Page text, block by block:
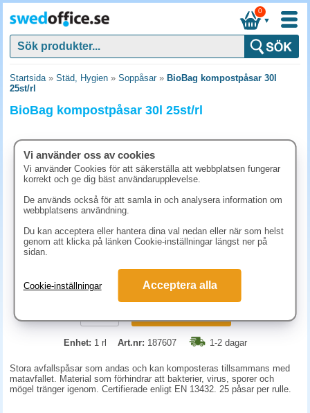
▼
0
Startsida» Städ, Hygien » Soppåsar» BioBag kompostpåsar 30l
25st/rl
BioBag kompostpåsar 30l 25st/rl
71.10 kr (inkl. moms)
Enhet: 1 rl Art.nr: 187607 1-2 dagar
Stora avfallspåsar som andas och kan komposteras tillsammans med
matavfallet. Material som förhindrar att bakterier, virus, sporer och
mögel tränger igenom. Certifierade enligt EN 13432. 25 påsar per rulle.
Vi använder oss av cookies
Vi använder Cookies för att säkerställa att webbplatsen fungerar
korrekt och ge dig bäst användarupplevelse.
De används också för att samla in och analysera information om
webbplatsens användning.
Du kan acceptera eller hantera dina val nedan eller när som helst
genom att klicka på länken Cookie-inställningar längst ner på
sidan.
Cookie-inställningar Acceptera alla